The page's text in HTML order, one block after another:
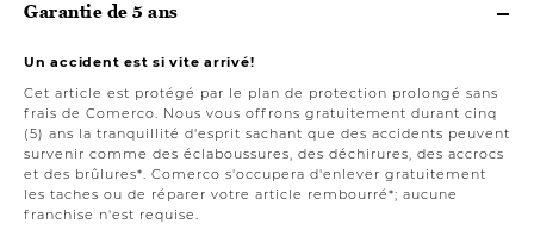
Garantie de 5 ans
Un accident est si vite arrivé!
Cet article est protégé par le plan de protection prolongé sans
frais de Comerco. Nous vous offrons gratuitement durant cinq
(5) ans la tranquillité d'esprit sachant que des accidents peuvent
survenir comme des éclaboussures, des déchirures, des accrocs
et des brûlures*. Comerco s'occupera d'enlever gratuitement
les taches ou de réparer votre article rembourré*; aucune
franchise n'est requise.